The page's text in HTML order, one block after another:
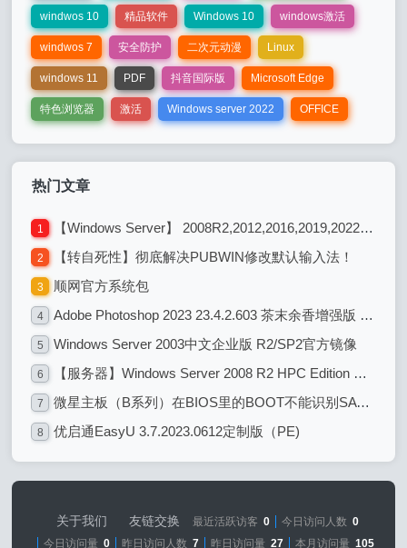
windwos 10 精品软件 Windows 10 windows激活
windwos 7 安全防护 二次元动漫 Linux
windows 11 PDF 抖音国际版 Microsoft Edge
特色浏览器 激活 Windows server 2022 OFFICE
热门文章
1 【Windows Server】 2008R2,2012,2016,2019,2022各系统版本区别
2 【转自死性】彻底解决PUBWIN修改默认输入法！
3 顺网官方系统包
4 Adobe Photoshop 2023 23.4.2.603 茶末余香增强版 图像编辑处理设计
5 Windows Server 2003中文企业版 R2/SP2官方镜像
6 【服务器】Windows Server 2008 R2 HPC Edition with Service Pack 1 (x64)
7 微星主板（B系列）在BIOS里的BOOT不能识别SATA硬盘 解决办法
8 优启通EasyU 3.7.2023.0612定制版（PE)
关于我们 友链交换 最近活跃访客 0 今日访问人数 0
今日访问量 0 昨日访问人数 7 昨日访问量 27 本月访问量 105